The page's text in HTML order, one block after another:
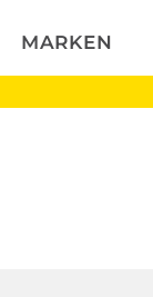
MARKEN